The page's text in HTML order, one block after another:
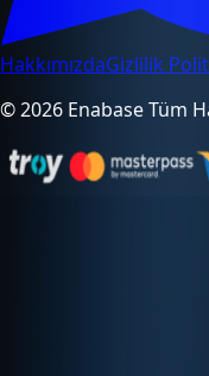
HakkımızdaGizlilik
© 2026 Enabase Tüm